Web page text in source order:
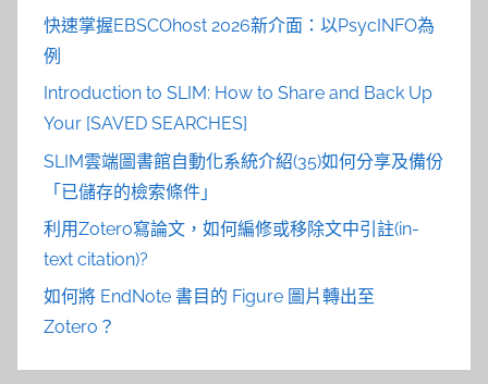
快速掌握EBSCOhost 2026新介面：以PsycINFO為
例
Introduction to SLIM: How to Share and Back Up
Your [SAVED SEARCHES]
SLIM雲端圖書館自動化系統介紹(35)如何分享及備份
「已儲存的檢索條件」
利用Zotero寫論文，如何編修或移除文中引註(in-
text citation)?
如何將 EndNote 書目的 Figure 圖片轉出至
Zotero？